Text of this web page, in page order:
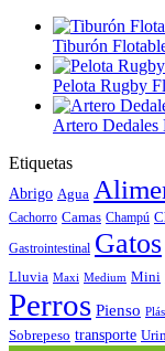
Tiburón
Pelota Rugby
Artero Dedales
Etiquetas
Abrigo Agua
Cachorro Camas Champú
Gastrointestinal Gatos
Lluvia Maxi Medium Mini
Perros Pienso
Sobrepeso transporte